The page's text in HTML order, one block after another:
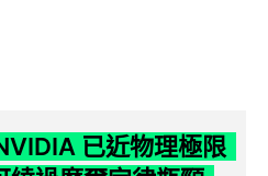
已近物理極限